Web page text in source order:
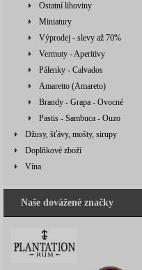
Ostatní lihoviny
Miniatury
Výprodej - slevy až 70%
Vermuty - Aperitivy
Pálenky - Calvados
Amaretto (Amareto)
Brandy - Grapa - Ovocné
Pastis - Sambuca - Ouzo
Džusy, šťávy, mošty, sirupy
Doplňkové zboží
Vína
Naše dovážené značky